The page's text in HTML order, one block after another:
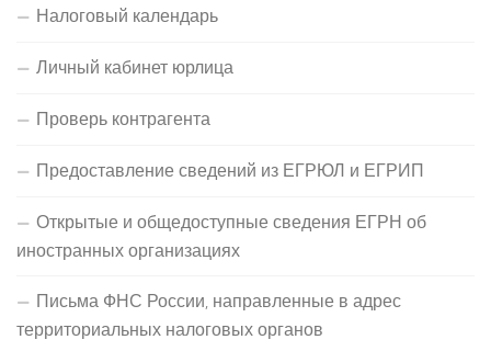
Налоговый календарь
Личный кабинет юрлица
Проверь контрагента
Предоставление сведений из ЕГРЮЛ и ЕГРИП
Открытые и общедоступные сведения ЕГРН об
иностранных организациях
Письма ФНС России, направленные в адрес
территориальных налоговых органов